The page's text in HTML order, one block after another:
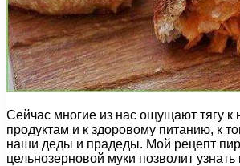
Сейчас многие из нас ощущают тягу к
продуктам и к здоровому питанию, к
наши деды и прадеды. Мой рецепт
цельнозерновой муки позволит узнать